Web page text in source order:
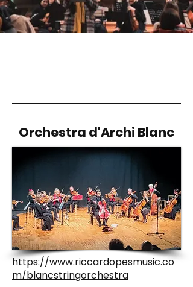
Orchestra d'Archi Blanc
https://www.riccardopesmusic.co
m/blancstringorchestra